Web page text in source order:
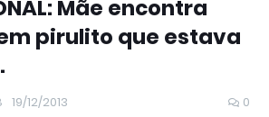
Mãe encontra
pirulito que estava
19/12/2013 0